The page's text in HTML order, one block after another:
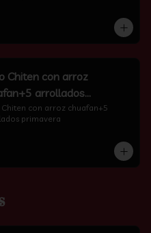
Chiten con arroz
arrollados
con arroz chuafan+5
primavera